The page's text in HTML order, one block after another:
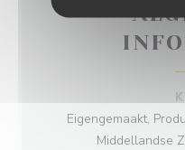
Eigengemaakt,
Middellandse